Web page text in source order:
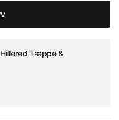
Hillerød Tæppe &